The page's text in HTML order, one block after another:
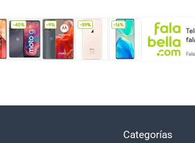
Categorías